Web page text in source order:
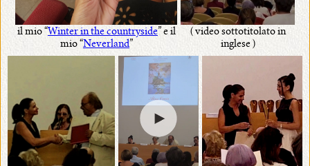
il mio “Winter in the countryside” e il
mio “Neverland”
( video sottotitolato in
inglese )